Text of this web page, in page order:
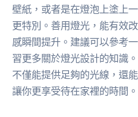
壁紙，或者是在燈泡上塗上
更特別。善用燈光，能有效
感瞬間提升。建議可以參考
習更多關於燈光設計的知識
不僅能提供足夠的光線，還
讓你更享受待在家裡的時間。